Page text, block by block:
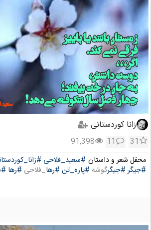
زانا کوردستانی
31
11
91,398
محفل شعر و داستان #سعید_فلاحی
#جیگر #جیگرگوشه #پاره_تن #رها_فلاحی #رها